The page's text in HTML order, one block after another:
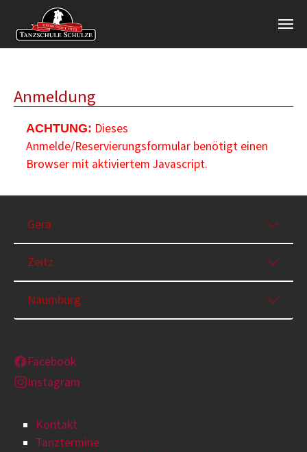
Anmeldung
ACHTUNG: Dieses
Anmelde/Reservierungsformular benötigt einen
Browser mit aktiviertem Javascript.
Gera
Zeitz
Naumburg
Facebook
Instagram
Kontakt
Tanztermine